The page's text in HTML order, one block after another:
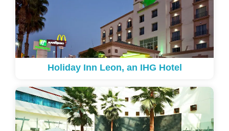
Holiday Inn Leon, an IHG Hotel